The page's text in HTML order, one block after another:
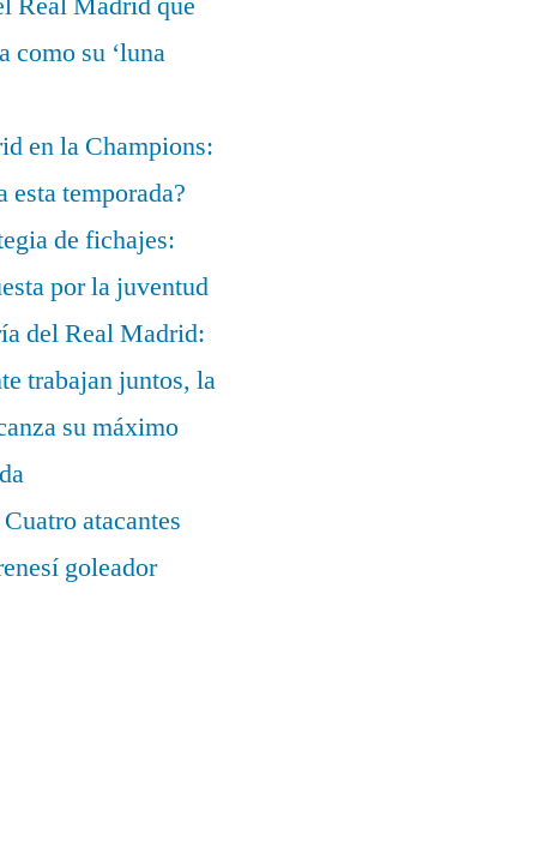
como su ‘luna
en la Champions:
esta temporada?
de fichajes:
por la juventud
del Real Madrid:
trabajan juntos, la
su máximo
atacantes
goleador